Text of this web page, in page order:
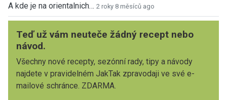
A kde je na orientalnich… 2 roky 8 měsíců ago
Teď už vám neuteče žádný recept nebo
návod.
Všechny nové recepty, sezónní rady, tipy a návody
najdete v pravidelném JakTak zpravodaji ve své e-
mailové schránce. ZDARMA.